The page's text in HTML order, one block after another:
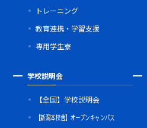
トレーニング
教育連携・学習支援
専用学生寮
学校説明会
【全国】学校説明会
【新潟本校舎】オープンキャンパス